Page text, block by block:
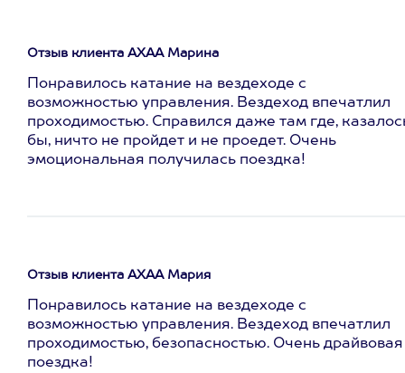
Отзыв клиента АХАА Марина
Понравилось катание на вездеходе с
возможностью управления. Вездеход впечатлил
проходимостью. Справился даже там где,
бы, ничто не пройдет и не проедет. Очень
эмоциональная получилась поездка!
Отзыв клиента АХАА Мария
Понравилось катание на вездеходе с
возможностью управления. Вездеход впечатлил
проходимостью, безопасностью. Очень драйвовая
поездка!